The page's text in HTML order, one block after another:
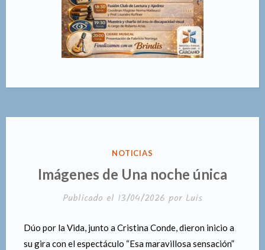
PUBLICADO
NOTICIAS
Imágenes de Una noche única
Publicado el 13/04/2026 por Luis
Dúo por la Vida, junto a Cristina Conde, dieron inicio a
su gira con el espectáculo “Esa maravillosa sensación”